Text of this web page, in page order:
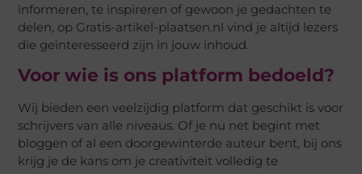
informeren, te inspireren of gewoon je gedachten te
delen, op Gratis-artikel-plaatsen.nl vind je altijd lezers
die geïnteresseerd zijn in jouw inhoud.
Voor wie is ons platform bedoeld?
Wij bieden een veelzijdig platform dat geschikt is voor
schrijvers van alle niveaus. Of je nu net begint met
bloggen of al een doorgewinterde auteur bent, bij ons
krijg je de kans om je creativiteit volledig te